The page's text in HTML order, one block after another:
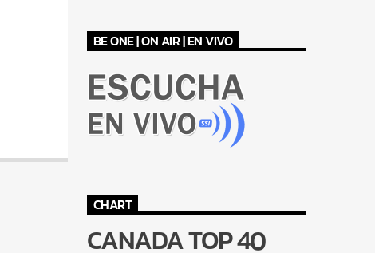
BE ONE | ON AIR | EN VIVO
CHART
CANADA TOP 40